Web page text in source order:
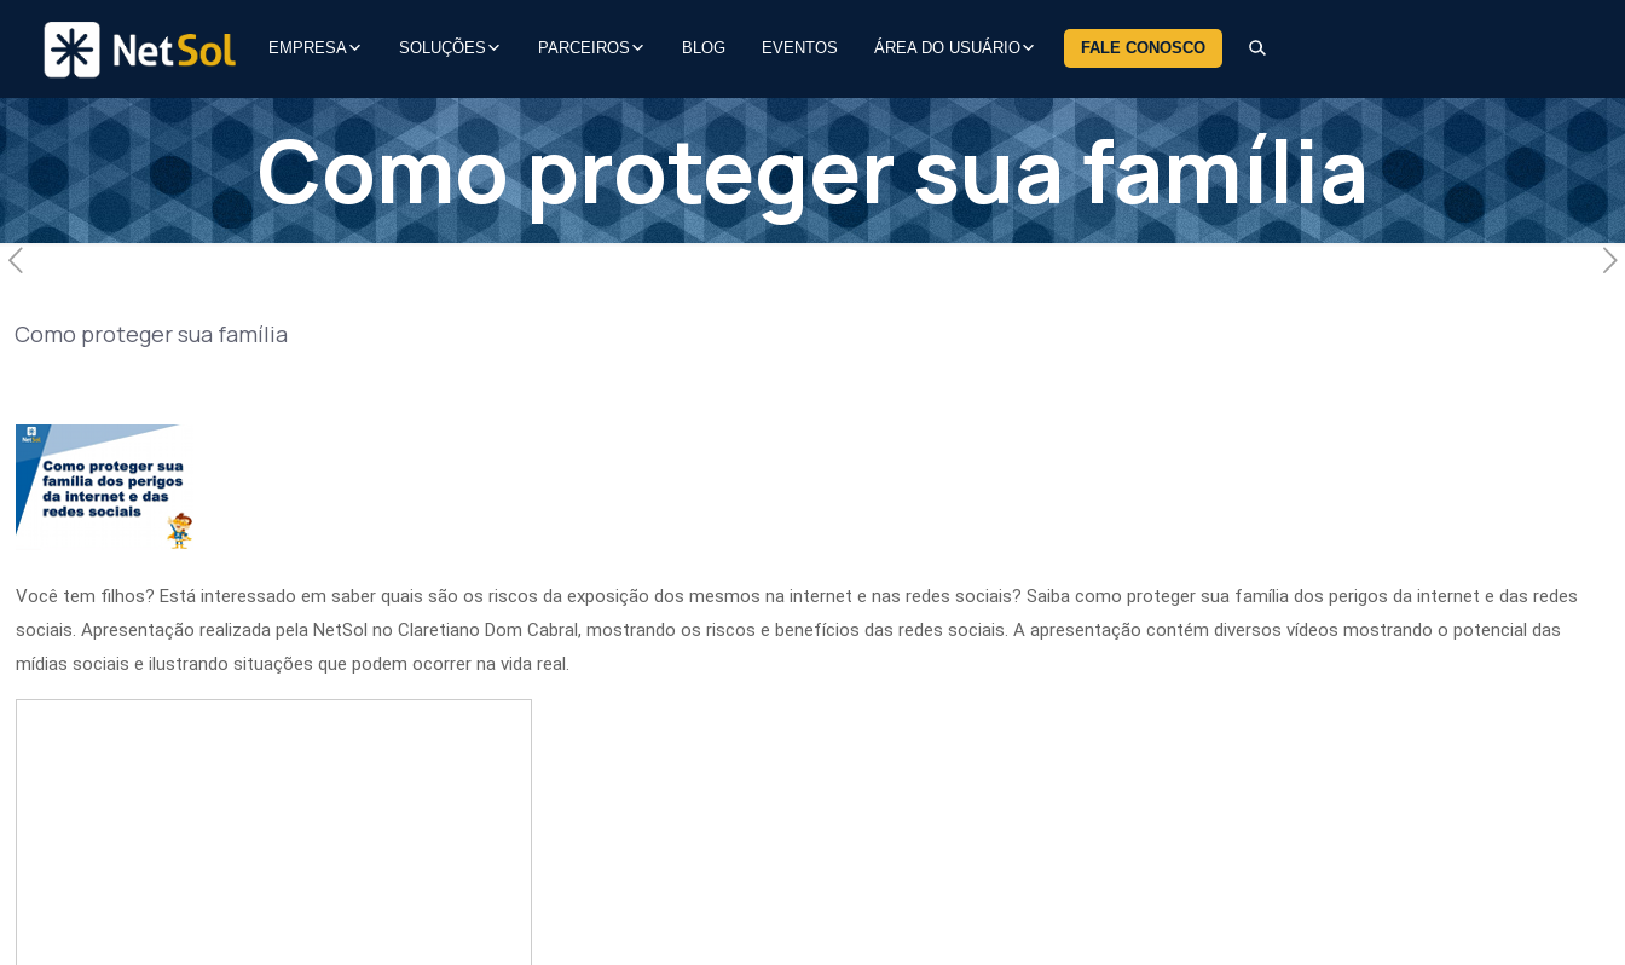
EMPRESA SOLUÇÕES PARCEIROS BLOG EVENTOS ÁREA DO USUÁRIO FALE CONOSCO
Como proteger sua família
Como proteger sua família
Você tem filhos? Está interessado em saber quais são os riscos da exposição dos mesmos na internet e nas redes sociais? Saiba como proteger sua família dos perigos da internet e das redes
sociais. Apresentação realizada pela NetSol no Claretiano Dom Cabral, mostrando os riscos e benefícios das redes sociais. A apresentação contém diversos vídeos mostrando o potencial das
mídias sociais e ilustrando situações que podem ocorrer na vida real.